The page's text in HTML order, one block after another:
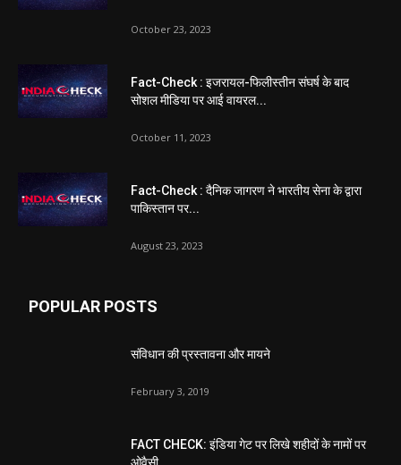
October 23, 2023
Fact-Check : इजरायल-फिलीस्तीन संघर्ष के बाद
सोशल मीडिया पर आई वायरल...
October 11, 2023
Fact-Check : दैनिक जागरण ने भारतीय सेना के द्वारा
पाकिस्तान पर...
August 23, 2023
POPULAR POSTS
संविधान की प्रस्तावना और मायने
February 3, 2019
FACT CHECK: इंडिया गेट पर लिखे शहीदों के नामों पर